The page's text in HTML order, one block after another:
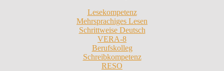
Lesekompetenz
Mehrsprachiges Lesen
Schrittweise Deutsch
VERA-8
Berufskolleg
Schreibkompetenz
RESO